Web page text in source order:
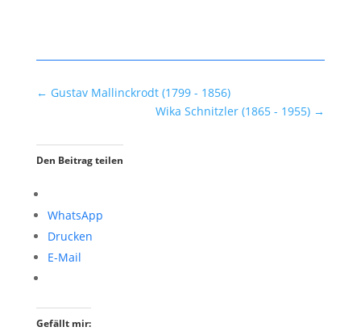
← Gustav Mallinckrodt (1799 - 1856)
Wika Schnitzler (1865 - 1955) →
Den Beitrag teilen
WhatsApp
Drucken
E-Mail
Gefällt mir: